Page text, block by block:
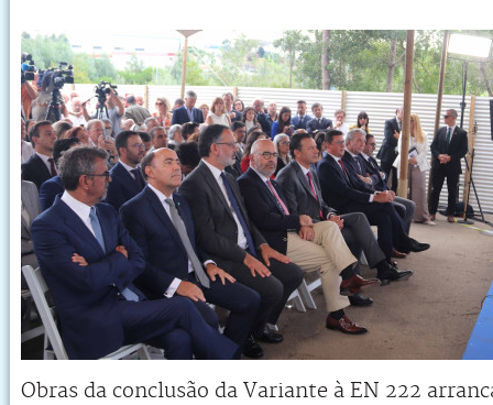
Obras da conclusão da Variante à EN 222